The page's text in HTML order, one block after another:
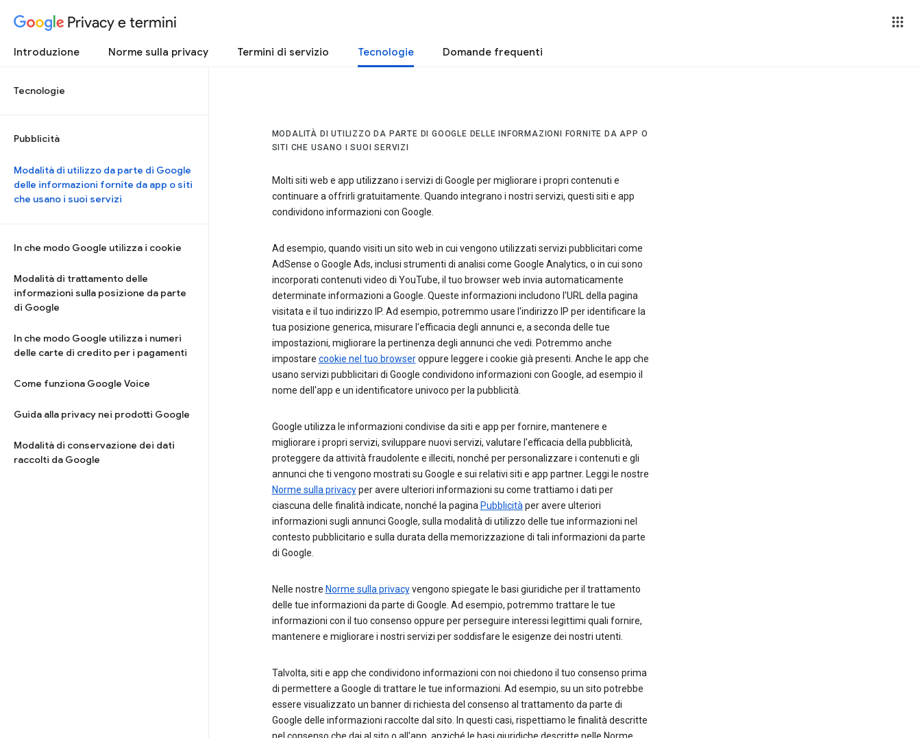
Privacy e termini
Introduzione Norme sulla privacy Termini di servizio Tecnologie Domande frequenti
Tecnologie
Pubblicità
Modalità di utilizzo da parte di Google
delle informazioni fornite da app o siti
che usano i suoi servizi
In che modo Google utilizza i cookie
Modalità di trattamento delle
informazioni sulla posizione da parte
di Google
In che modo Google utilizza i numeri
delle carte di credito per i pagamenti
Come funziona Google Voice
Guida alla privacy nei prodotti Google
Modalità di conservazione dei dati
raccolti da Google
MODALITÀ DI UTILIZZO DA PARTE DI GOOGLE DELLE INFORMAZIONI FORNITE DA APP O
SITI CHE USANO I SUOI SERVIZI
Molti siti web e app utilizzano i servizi di Google per migliorare i propri contenuti e
continuare a offrirli gratuitamente. Quando integrano i nostri servizi, questi siti e app
condividono informazioni con Google.
Ad esempio, quando visiti un sito web in cui vengono utilizzati servizi pubblicitari come
AdSense o Google Ads, inclusi strumenti di analisi come Google Analytics, o in cui sono
incorporati contenuti video di YouTube, il tuo browser web invia automaticamente
determinate informazioni a Google. Queste informazioni includono l'URL della pagina
visitata e il tuo indirizzo IP. Ad esempio, potremmo usare l'indirizzo IP per identificare la
tua posizione generica, misurare l'efficacia degli annunci e, a seconda delle tue
impostazioni, migliorare la pertinenza degli annunci che vedi. Potremmo anche
impostare cookie nel tuo browseroppure leggere i cookie già presenti. Anche le app che
usano servizi pubblicitari di Google condividono informazioni con Google, ad esempio il
nome dell'app e un identificatore univoco per la pubblicità.
Google utilizza le informazioni condivise da siti e app per fornire, mantenere e
migliorare i propri servizi, sviluppare nuovi servizi, valutare l'efficacia della pubblicità,
proteggere da attività fraudolente e illeciti, nonché per personalizzare i contenuti e gli
annunci che ti vengono mostrati su Google e sui relativi siti e app partner. Leggi le nostre
Norme sulla privacyper avere ulteriori informazioni su come trattiamo i dati per
ciascuna delle finalità indicate, nonché la pagina Pubblicitàper avere ulteriori
informazioni sugli annunci Google, sulla modalità di utilizzo delle tue informazioni nel
contesto pubblicitario e sulla durata della memorizzazione di tali informazioni da parte
di Google.
Nelle nostre Norme sulla privacyvengono spiegate le basi giuridiche per il trattamento
delle tue informazioni da parte di Google. Ad esempio, potremmo trattare le tue
informazioni con il tuo consenso oppure per perseguire interessi legittimi quali fornire,
mantenere e migliorare i nostri servizi per soddisfare le esigenze dei nostri utenti.
Talvolta, siti e app che condividono informazioni con noi chiedono il tuo consenso prima
di permettere a Google di trattare le tue informazioni. Ad esempio, su un sito potrebbe
essere visualizzato un banner di richiesta del consenso al trattamento da parte di
Google delle informazioni raccolte dal sito. In questi casi, rispettiamo le finalità descritte